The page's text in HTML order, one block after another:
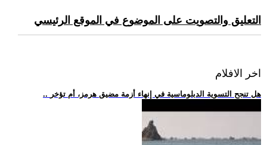
التعليق والتصويت على الموضوع في الموقع الرئيسي
اخر الافلام
.. هل تنجح التسوية الدبلوماسية في إنهاء أزمة مضيق هرمز، أم تؤخر